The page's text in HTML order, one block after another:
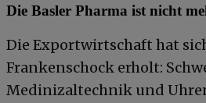
Die Basler Pharma ist nicht
Die Exportwirtschaft hat
Frankenschock erholt:
Medinizaltechnik und